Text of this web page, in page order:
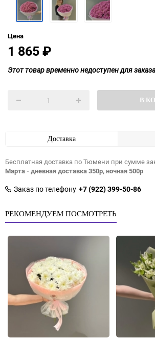
Цена
1 865₽
Этот товар временно недоступен для заказа
В
Доставка
Бесплатная доставка по Тюмени при сумме
Марта - дневная доставка 350р, ночная 500р
Заказ по телефону +7 (922) 399-50-86
РЕКОМЕНДУЕМ ПОСМОТРЕТЬ